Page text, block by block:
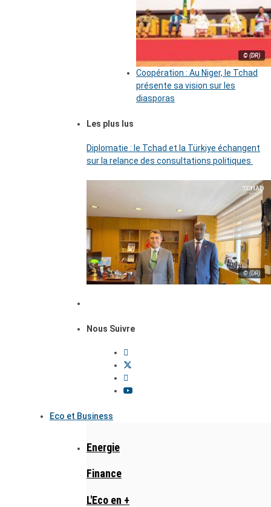
© (DR)
Coopération : Au Niger, le Tchad
présente sa vision sur les
diasporas
Les plus lus
Diplomatie : le Tchad et la Türkiye échangent
sur la relance des consultations politiques
© (DR)
Nous Suivre
Eco et Business
Energie
Finance
L'Eco en +